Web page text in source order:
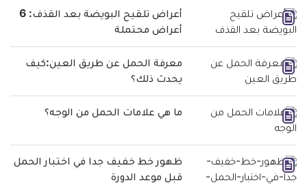
أعراض تلقيح البويضة بعد القذف: 6
أعراض محتملة
معرفة الحمل عن طريق العين:كيف
يحدث ذلك؟
ما هي علامات الحمل من الوجه؟
ظهور خط خفيف جدا في اختبار الحمل
قبل موعد الدورة